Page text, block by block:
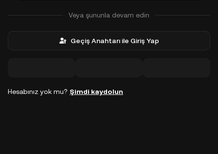
Veya şununla devam edin
Geçiş Anahtarı ile Giriş Yap
Hesabınız yok mu? Şimdi kaydolun